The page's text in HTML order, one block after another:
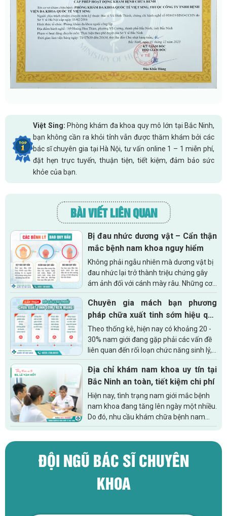
Việt Sing: Phòng khám đa khoa quy mô lớn tại Bắc Ninh,
bạn không cần ra khỏi tỉnh vẫn được thăm khám bởi các
bác sĩ chuyên gia tại Hà Nội, tư vấn online 1 – 1 miễn phí,
đặt hẹn trực tuyến, thuận tiện, tiết kiệm, đảm bảo sức
khỏe của bạn.
BÀI VIẾT LIÊN QUAN
Bị đau nhức dương vật – Cẩn thận
mắc bệnh nam khoa nguy hiểm
Không phải ngẫu nhiên mà dương vật bị
đau nhức lại trở thành triệu chứng gây
ám ảnh đối với cánh mày râu. Những cơn
đau buốt kéo dài gây ra sự khó chịu, bứt
rứt khiến bạn không thể...
Chuyên gia mách bạn phương
pháp chữa xuất tinh sớm hiệu quả
dành cho nam giới
Theo thống kê, hiện nay có khoảng 20 -
30% nam giới đang gặp phải các vấn đề
liên quan đến rối loạn chức năng sinh lý,
trong đó có bệnh xuất tinh sớm. Tình
trạng này kéo dài không...
Địa chỉ khám nam khoa uy tín tại
Bắc Ninh an toàn, tiết kiệm chi phí
Hiện nay, tình trạng nam giới mắc bệnh
nam khoa đang tăng lên ngày một nhiều.
Do đó, nhu cầu khám chữa bệnh nam
khoa cũng tăng theo. Để an tâm điều
ĐỘI NGŨ BÁC SĨ CHUYÊN
KHOA